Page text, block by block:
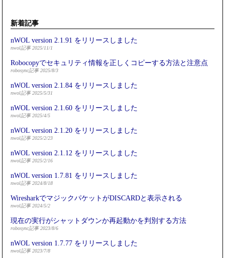
新着記事
nWOL version 2.1.91 をリリースしました
nwol記事 2025/11/1
Robocopyでセキュリティ情報を正しくコピーする方法と注意点
robosync記事 2025/8/3
nWOL version 2.1.84 をリリースしました
nwol記事 2025/5/31
nWOL version 2.1.60 をリリースしました
nwol記事 2025/4/5
nWOL version 2.1.20 をリリースしました
nwol記事 2025/2/23
nWOL version 2.1.12 をリリースしました
nwol記事 2025/2/16
nWOL version 1.7.81 をリリースしました
nwol記事 2024/8/18
WiresharkでマジックパケットがDISCARDと表示される
nwol記事 2024/5/2
現在の実行がシャットダウンか再起動かを判別する方法
robosync記事 2023/8/6
nWOL version 1.7.77 をリリースしました
nwol記事 2023/7/8